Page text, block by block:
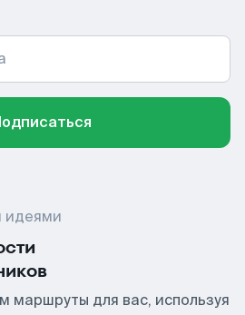
идеями
маршруты для вас, используя